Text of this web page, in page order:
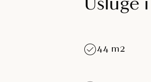
Usluge
44 m2